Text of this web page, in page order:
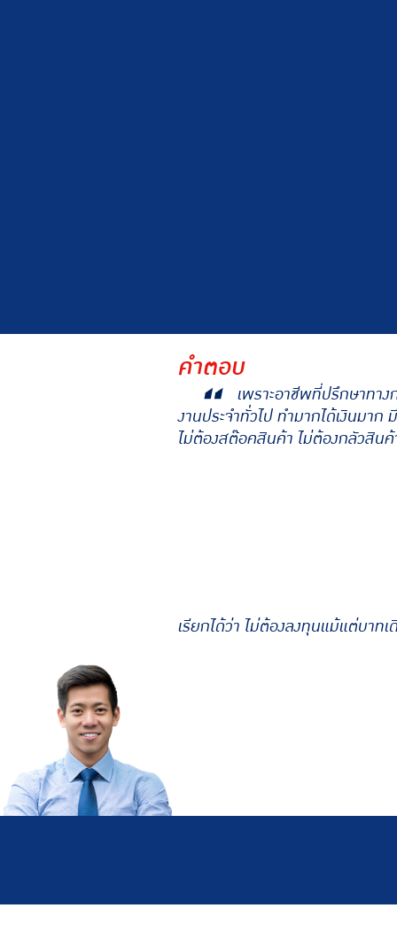
คำตอบ
เพราะอาชีพที่
งานประจำทั่วไป ทำมาก
ไม่ต้องสต๊อคสินค้า ไม่
เรียกได้ว่า ไม่ต้องลงทุ